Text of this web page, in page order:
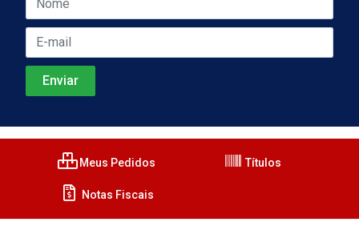
Meus Pedidos Títulos
Notas Fiscais